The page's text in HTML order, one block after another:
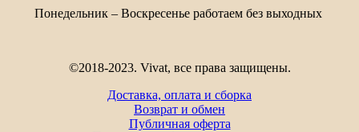
Понедельник – Воскресенье работаем без выходных
©2018-2023. Vivat, все права защищены.
Доставка, оплата и сборка
Возврат и обмен
Публичная оферта